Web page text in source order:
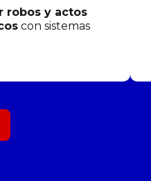
robos y actos
con sistemas